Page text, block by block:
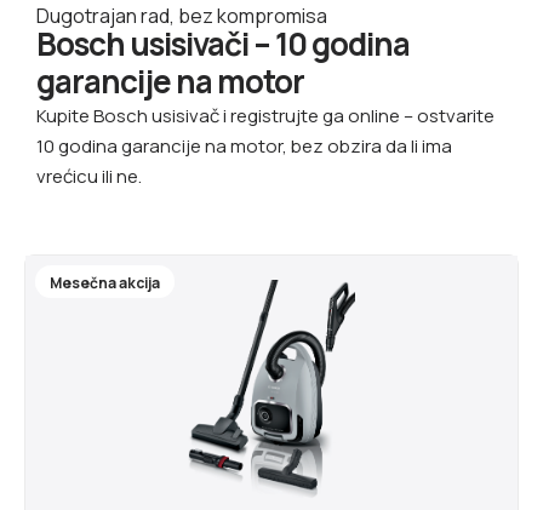
Dugotrajan rad, bez kompromisa
Bosch usisivači – 10 godina
garancije na motor
Kupite Bosch usisivač i registrujte ga online – ostvarite
10 godina garancije na motor, bez obzira da li ima
vrećicu ili ne.
Mesečna akcija